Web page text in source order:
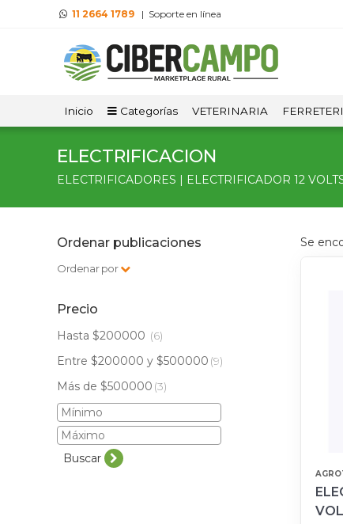
11 2664 1789 | Soporte en línea
Inicio Categorías VETERINARIA
ELECTRIFICACION
ELECTRIFICADORES | ELECTRIFICADOR 12
Ordenar publicaciones
Ordenar por
Precio
Hasta $200000 (6)
Entre $200000 y $500000 (9)
Más de $500000 (3)
Buscar
Se